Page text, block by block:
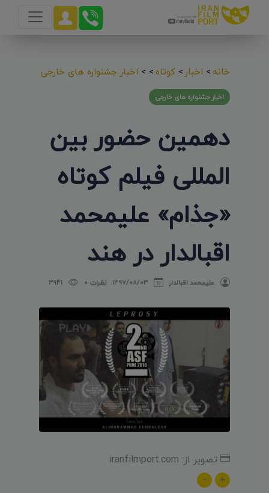
خانه> اخبار> کوتاه>
> اخبار جشنواره های خارجی
اخبار جشنواره های خارجی
دهمین حضور بین
المللی فیلم کوتاه
«جذام» علیمحمد
اقبالدار در هند
علیمحمد اقبالدار ۱۳۹۷/۰۸/۰۳ نظرات 0 3941
تصویر از: iranfilmport.com
+
-